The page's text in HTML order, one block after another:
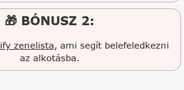
🎁 BÓNUSZ 2:
zenelista, ami segít belefeledkezni
az alkotásba.